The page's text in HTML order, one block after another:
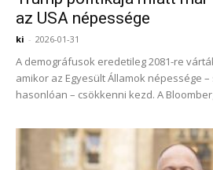
az USA népessége
ki - 2026-01-31
A demográfusok eredetileg 2081-re
amikor az Egyesült Államok népessége
hasonlóan – csökkenni kezd. A